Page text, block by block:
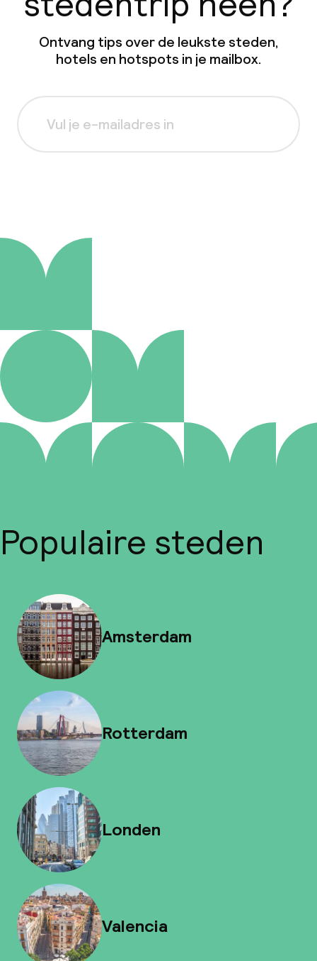
Ontvang tips over de leukste steden,
hotels en hotspots in je mailbox.
Populaire steden
Amsterdam
Rotterdam
Londen
Valencia